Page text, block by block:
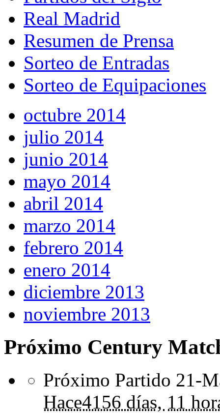
Real Madrid
Resumen de Prensa
Sorteo de Entradas
Sorteo de Equipaciones
octubre 2014
julio 2014
junio 2014
mayo 2014
abril 2014
marzo 2014
febrero 2014
enero 2014
diciembre 2013
noviembre 2013
Próximo Century
Próximo Partido 21-
Hace4156 días, 11